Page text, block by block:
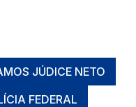
JÚDICE NETO
FEDERAL